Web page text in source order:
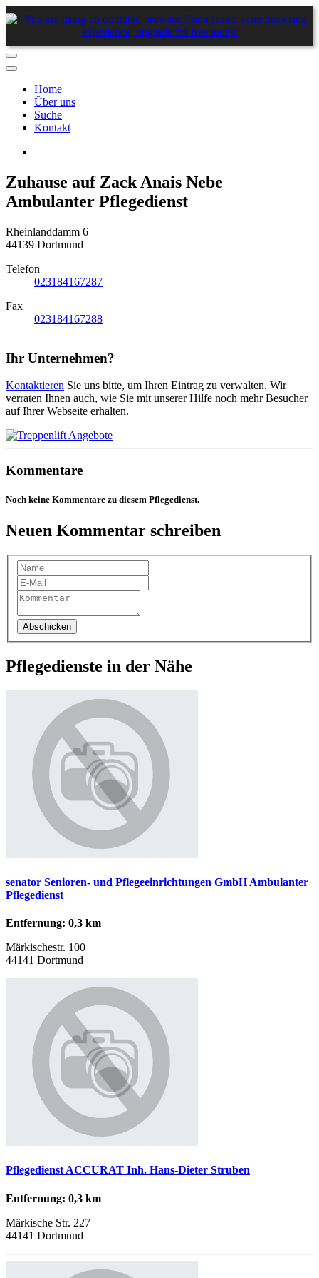
Home
Über uns
Suche
Kontakt
Zuhause auf Zack Anais Nebe
Ambulanter Pflegedienst
Rheinlanddamm 6
44139 Dortmund
Telefon
023184167287
Fax
023184167288
Ihr Unternehmen?
Kontaktieren Sie uns bitte, um Ihren Eintrag zu verwalten. Wir
verraten Ihnen auch, wie Sie mit unserer Hilfe noch mehr Besucher
auf Ihrer Webseite erhalten.
Kommentare
Noch keine Kommentare zu diesem Pflegedienst.
Neuen Kommentar schreiben
Abschicken
Pflegedienste in der Nähe
senator Senioren- und Pflegeeinrichtungen GmbH Ambulanter
Pflegedienst
Entfernung: 0,3 km
Märkischestr. 100
44141 Dortmund
Pflegedienst ACCURAT Inh. Hans-Dieter Struben
Entfernung: 0,3 km
Märkische Str. 227
44141 Dortmund